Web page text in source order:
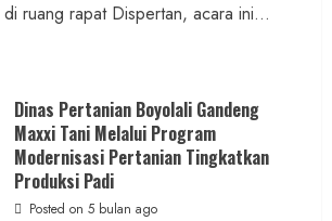
ruang rapat Dispertan, acara ini...
Dinas Pertanian Boyolali Gandeng
Maxxi Tani Melalui Program
Modernisasi Pertanian Tingkatkan
Produksi Padi
Posted on 5 bulan ago